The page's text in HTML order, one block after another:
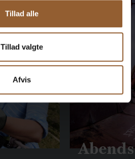
Tillad alle
Tillad valgte
Afvis